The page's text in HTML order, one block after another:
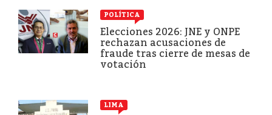
POLÍTICA
Elecciones 2026: JNE y ONPE
rechazan acusaciones de
fraude tras cierre de mesas de
votación
LIMA